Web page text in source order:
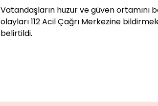
Vatandaşların huzur ve güven ortamını
olayları 112 Acil Çağrı Merkezine
belirtildi.